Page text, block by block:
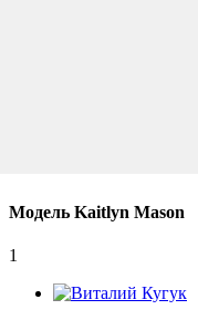
Модель Kaitlyn Mason
1